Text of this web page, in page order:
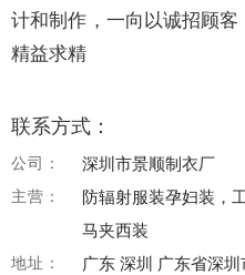
计和制作，一向以诚招顾
精益求精
联系方式：
公司： 深圳市景顺制衣厂
主营：
防辐射服装孕妇装，
马夹西装
地址： 广东 深圳 广东省深